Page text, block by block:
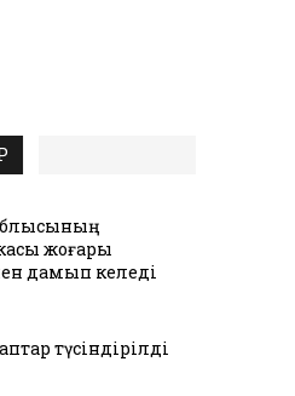
жоғары
дамып келеді
түсіндірілді